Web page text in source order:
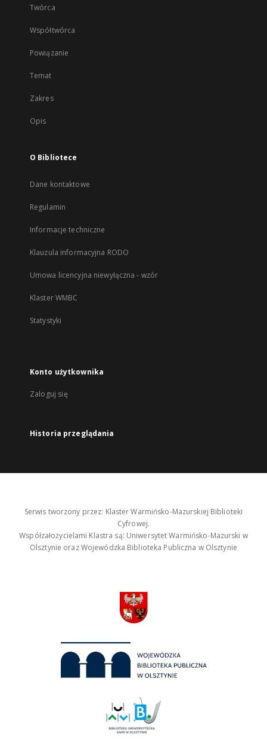
Twórca
Współtwórca
Powiązanie
Temat
Zakres
Opis
O Bibliotece
Dane kontaktowe
Regulamin
Informacje techniczne
Klauzula informacyjna RODO
Umowa licencyjna niewyłączna - wzór
Klaster WMBC
Statystyki
Konto użytkownika
Zaloguj się
Historia przeglądania
Serwis tworzony przez: Klaster Warmińsko-Mazurskiej Biblioteki
Cyfrowej.
Współzałożycielami Klastra są: Uniwersytet Warmińsko-Mazurski w
Olsztynie oraz Wojewódzka Biblioteka Publiczna w Olsztynie